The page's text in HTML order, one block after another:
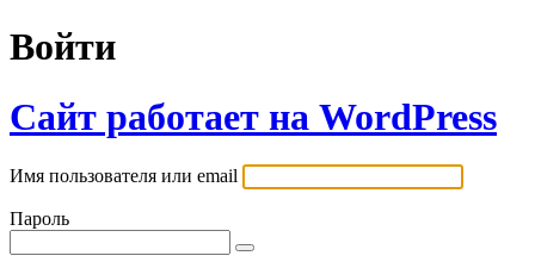
Войти
Сайт работает на WordPress
Имя пользователя или email
Пароль